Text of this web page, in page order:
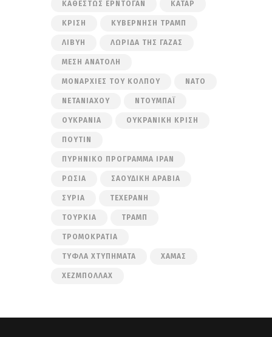
ΚΑΘΕΣΤΏΣ ΕΡΝΤΟΓΆΝ ΚΑΤΆΡ
ΚΡΊΣΗ ΚΥΒΈΡΝΗΣΗ ΤΡΑΜΠ
ΛΙΒΎΗ ΛΩΡΊΔΑ ΤΗΣ ΓΆΖΑΣ
ΜΈΣΗ ΑΝΑΤΟΛΉ
ΜΟΝΑΡΧΊΕΣ ΤΟΥ ΚΌΛΠΟΥ ΝΑΤΟ
ΝΕΤΑΝΙΆΧΟΥ ΝΤΟΥΜΠΆΙ
ΟΥΚΡΑΝΊΑ ΟΥΚΡΑΝΙΚΉ ΚΡΊΣΗ
ΠΟΎΤΙΝ
ΠΥΡΗΝΙΚΌ ΠΡΌΓΡΑΜΜΑ ΙΡΆΝ
ΡΩΣΊΑ ΣΑΟΥΔΙΚΉ ΑΡΑΒΊΑ
ΣΥΡΊΑ ΤΕΧΕΡΆΝΗ
ΤΟΥΡΚΊΑ ΤΡΑΜΠ
ΤΡΟΜΟΚΡΑΤΊΑ
ΤΥΦΛΆ ΧΤΥΠΉΜΑΤΑ ΧΑΜΆΣ
ΧΕΖΜΠΟΛΛΆΧ